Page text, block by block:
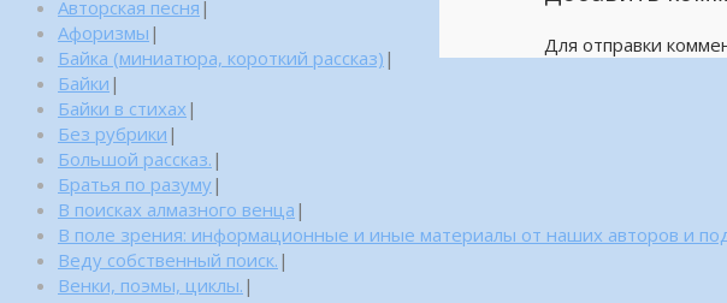
Для отправки
Авторская песня |
Афоризмы |
Байка (миниатюра, короткий рассказ) |
Байки |
Байки в стихах |
Без рубрики |
Большой рассказ. |
Братья по разуму|
В поисках алмазного венца |
В поле зрения: информационные и иные материалы от наших авторов и
Веду собственный поиск. |
Венки, поэмы, циклы. |